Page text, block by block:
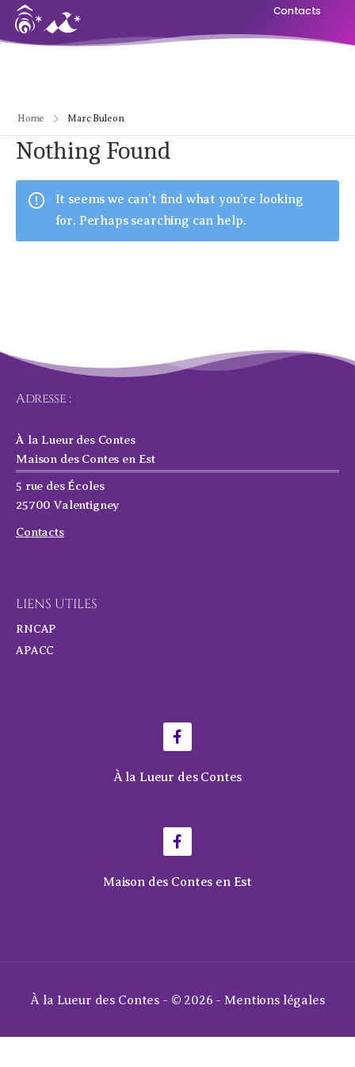
Contacts
Home Marc Buleon
Nothing Found
It seems we can’t find what you’re looking
for. Perhaps searching can help.
Adresse :
À la Lueur des Contes
Maison des Contes en Est
5 rue des Écoles
25700 Valentigney
Contacts
LIENS UTILES
RNCAP
APACC
À la Lueur des Contes
Maison des Contes en Est
À la Lueur des Contes - © 2026 - Mentions légales